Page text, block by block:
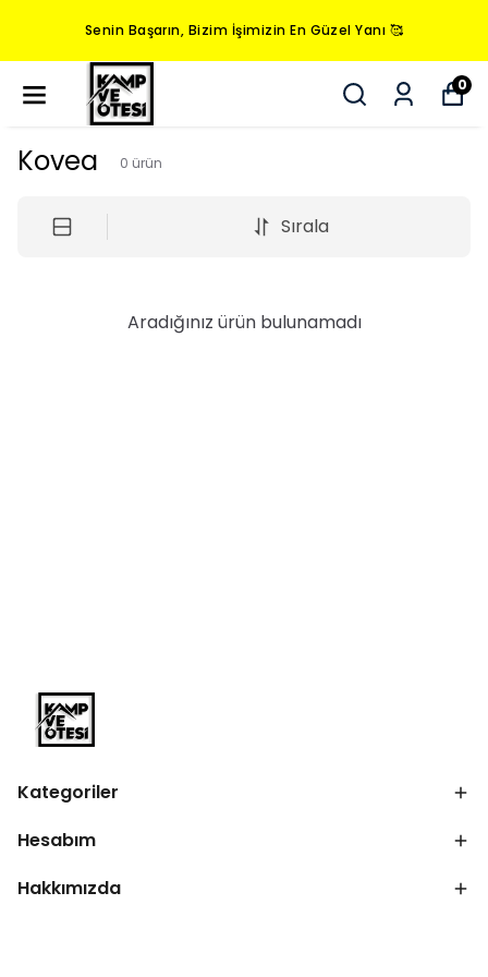
Senin Başarın, Bizim İşimizin En Güzel Yanı 🥰
0
Kovea 0 ürün
Sırala
Aradığınız ürün bulunamadı
Kategoriler
Hesabım
Hakkımızda